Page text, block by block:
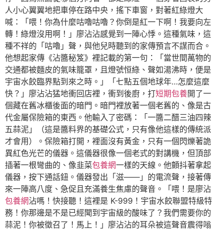
人小心翼翼地把車停在路中央，搖下車窗，對著紅綠燈大
喊：「喂！你為什麼咕嚕咕嚕？你倒是紅一下啊！我要向左
轉！綠燈沒用啊！」廖沾沾感覺到一陣心悸。這種氣味，這
種不祥的「咕嚕」聲，與他兒時聽到的家傳預言不謀而合。
他想起家傳《沾醬秘笈》裡記載的第一句：「當世間萬物的
交通都被麵皮的氣味籠罩，且燈號恒綠、聲如湯沸時，便是
宇宙水餃臨界點到來之時。」「七點五個地球年…怎麼這麼
快？」廖沾沾猛地衝回店裡，衝到後廚，打短期包養開了一
個藏在舊冰櫃後面的暗門。暗門裡放著一個老舊的、像是古
代金屬保險箱的東西。他輸入了密碼：「一醬二醋三油四辣
五蒜泥」（這是醬料界的基礎公式，只有像他這樣的傳統派
才會用）。保險箱打開，裡面沒有黃金，只有一個閃爍著詭
異紅色光芒的儀器。這儀器很像一個老式的對講機，但頂部
插著一根彎曲的、像韭菜包養網一樣的天線。他顫抖著拿起
儀器，按下通話鈕。儀器發出「滋——」的電流聲，接著傳
來一陣高八度、急促且充滿養生焦慮的聲音。「喂！是廖沾
包養網沾嗎！快接聽！這裡是 K-999！宇宙水餃聯盟特級特
務！你那邊是不是已經聞到宇宙級的酸味了？我們需要你的
蒜泥！你被徵召了！馬上！」廖沾沾的耳朵被這聲音震得嗡